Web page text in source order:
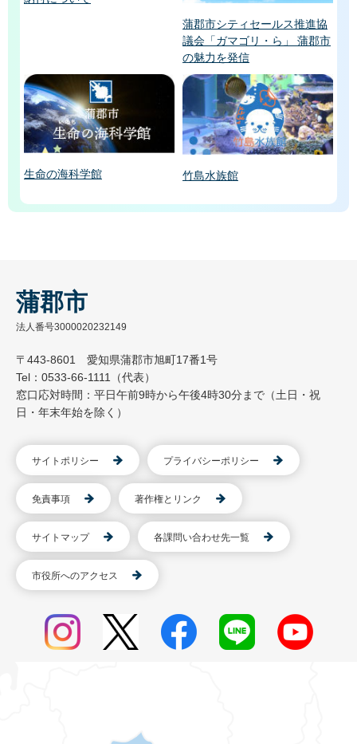
蒲郡市シティセールス推進協
議会「ガマゴリ・ら」 蒲郡市
の魅力を発信
生命の海科学館 竹島水族館
蒲郡市
法人番号3000020232149
〒443-8601 愛知県蒲郡市旭町17番1号
Tel：0533-66-1111（代表）
窓口応対時間：平日午前9時から午後4時30分まで（土日・祝
日・年末年始を除く）
サイトポリシー プライバシーポリシー
免責事項 著作権とリンク
サイトマップ 各課問い合わせ先一覧
市役所へのアクセス